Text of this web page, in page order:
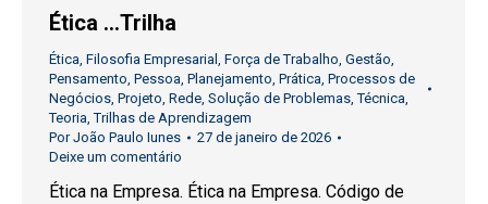
Ética …Trilha
Ética Filosofia Empresarial Força de Trabalho Gestão
Pensamento Pessoa Planejamento Prática Processos de
Negócios Projeto Rede Solução de Problemas ,Técnica
Teoria ,Trilhas de Aprendizagem
PorJoão Paulo Iunes
27 de janeiro de 2026
Deixe um comentário
Ética na Empresa. Ética na Empresa. Código de